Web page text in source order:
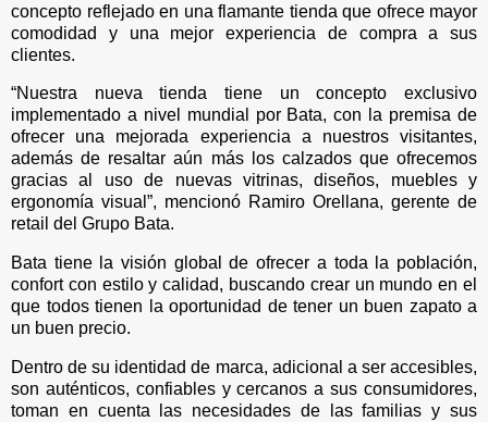
concepto reflejado en una flamante tienda que ofrece mayor
comodidad y una mejor experiencia de compra a sus
clientes.
“Nuestra nueva tienda tiene un concepto exclusivo
implementado a nivel mundial por Bata, con la premisa de
ofrecer una mejorada experiencia a nuestros visitantes,
además de resaltar aún más los calzados que ofrecemos
gracias al uso de nuevas vitrinas, diseños, muebles y
ergonomía visual”, mencionó Ramiro Orellana, gerente de
retail del Grupo Bata.
Bata tiene la visión global de ofrecer a toda la población,
confort con estilo y calidad, buscando crear un mundo en el
que todos tienen la oportunidad de tener un buen zapato a
un buen precio.
Dentro de su identidad de marca, adicional a ser accesibles,
son auténticos, confiables y cercanos a sus consumidores,
toman en cuenta las necesidades de las familias y sus